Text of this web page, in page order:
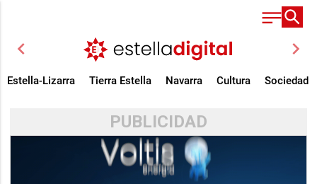
chevron_left chevron_right
Estella-Lizarra Tierra Estella Navarra Cultura Sociedad
PUBLICIDAD